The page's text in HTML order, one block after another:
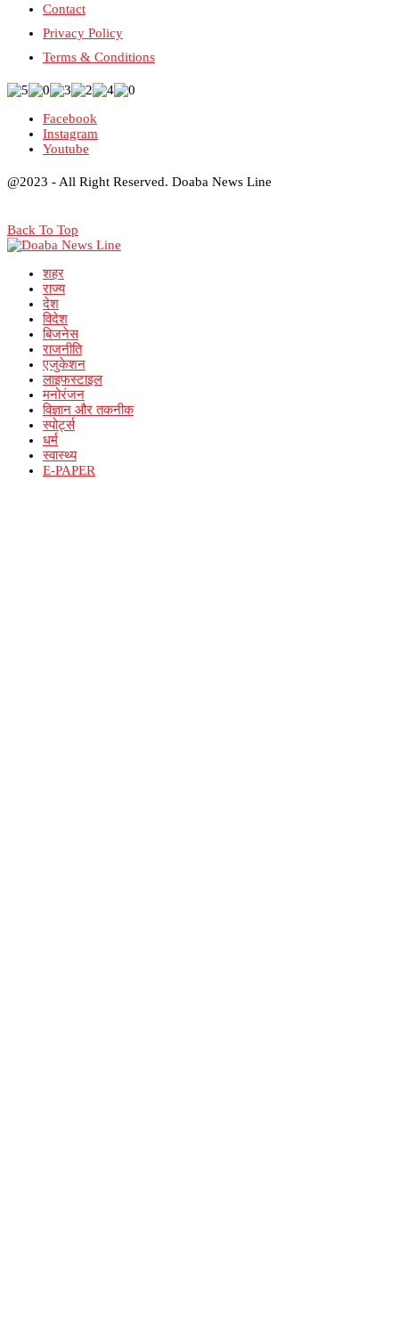
Contact
Privacy Policy
Terms & Conditions
Facebook
Instagram
Youtube
@2023 - All Right Reserved. Doaba News Line
Back To Top
शहर
राज्य
देश
विदेश
बिजनेस
राजनीति
एजुकेशन
लाइफस्टाइल
मनोरंजन
विज्ञान और तकनीक
स्पोर्ट्स
धर्म
स्वास्थ्य
E-PAPER